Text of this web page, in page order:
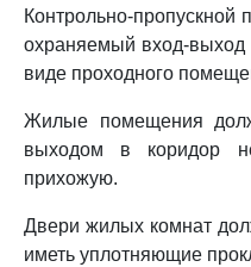
Контрольно-пропускной
охраняемый вход-
виде проходного
Жилые помещения
выходом в коридор
прихожую.
Двери жилых комнат
иметь уплотняющие